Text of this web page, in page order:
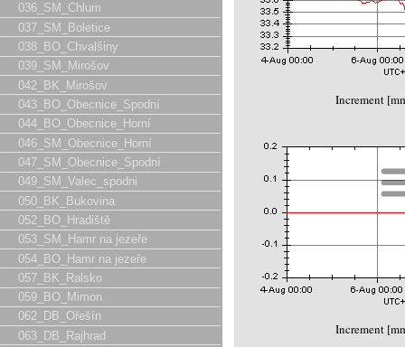
036_SM_Chlum
037_SM_Boletice
038_BO_Chvalšiny
039_SM_Mirošov
042_BK_Mirošov
043_BO_Obecnice_Spodní
044_BO_Obecnice_Horní
046_SM_Obecnice_Horní
047_SM_Obecnice_Spodní
049_SM_Valec_spodni
050_BK_Bukovina
052_BO_Hradiště
053_SM_Hamr na jezeře
054_BO_Hamr na jezeře
057_BK_Ralsko
059_BO_Mimon
062_DB_Ořešín
063_DB_Rajhrad
Increment
Increment